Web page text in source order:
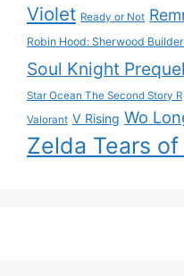
Violet Ready or Not
Robin Hood: Sherwood
Soul Knight Prequel
Star Ocean The Second Story R
Valorant V Rising Wo
Zelda Tears